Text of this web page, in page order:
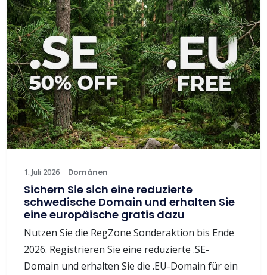
1. Juli 2026 Domänen
Sichern Sie sich eine reduzierte
schwedische Domain und erhalten Sie
eine europäische gratis dazu
Nutzen Sie die RegZone Sonderaktion bis Ende
2026. Registrieren Sie eine reduzierte .SE-
Domain und erhalten Sie die .EU-Domain für ein